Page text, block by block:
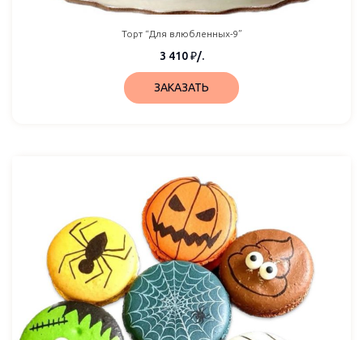
Торт “Для влюбленных-9”
3 410₽/.
ЗАКАЗАТЬ